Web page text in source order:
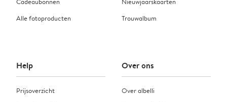
Alle fotoproducten
Trouwalbum
Help
Prijsoverzicht
Over ons
Over albelli